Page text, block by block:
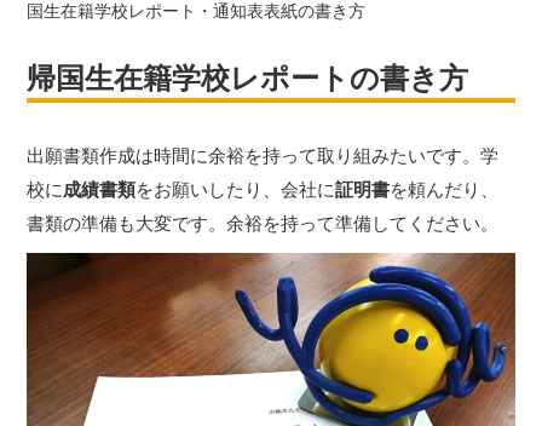
国生在籍学校レポート・通知表表紙の書き方
帰国生在籍学校レポートの書き方
出願書類作成は時間に余裕を持って取り組みたいです。学
校に成績書類をお願いしたり、会社に証明書を頼んだり、
書類の準備も大変です。余裕を持って準備してください。